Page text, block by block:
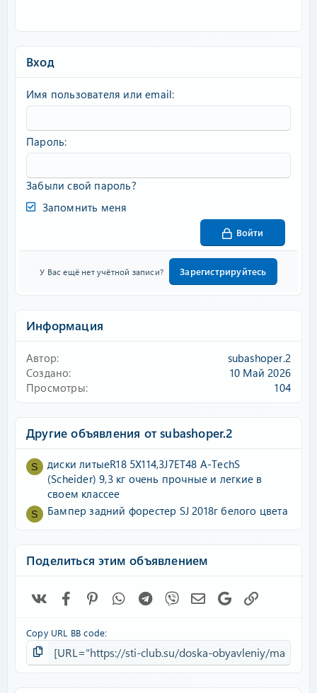
Вход
Имя пользователя или email
Пароль
Забыли свой пароль?
Запомнить меня
Войти
У Вас ещё нет учётной записи? Зарегистрируйтесь
Информация
Автор
subashoper.2
Создано
10 Май 2026
Просмотры
104
Другие объявления от subashoper.2
S
диски литыеR18 5X114,3J7ET48 A-TechS
(Scheider) 9,3 кг очень прочные и легкие в
своем классее
S Бампер задний форестер SJ 2018г белого цвета
Поделиться этим объявлением
FacebookPinterestWhatsAppTelegram
Viber Электронная почта
Google
Copy URL BB code